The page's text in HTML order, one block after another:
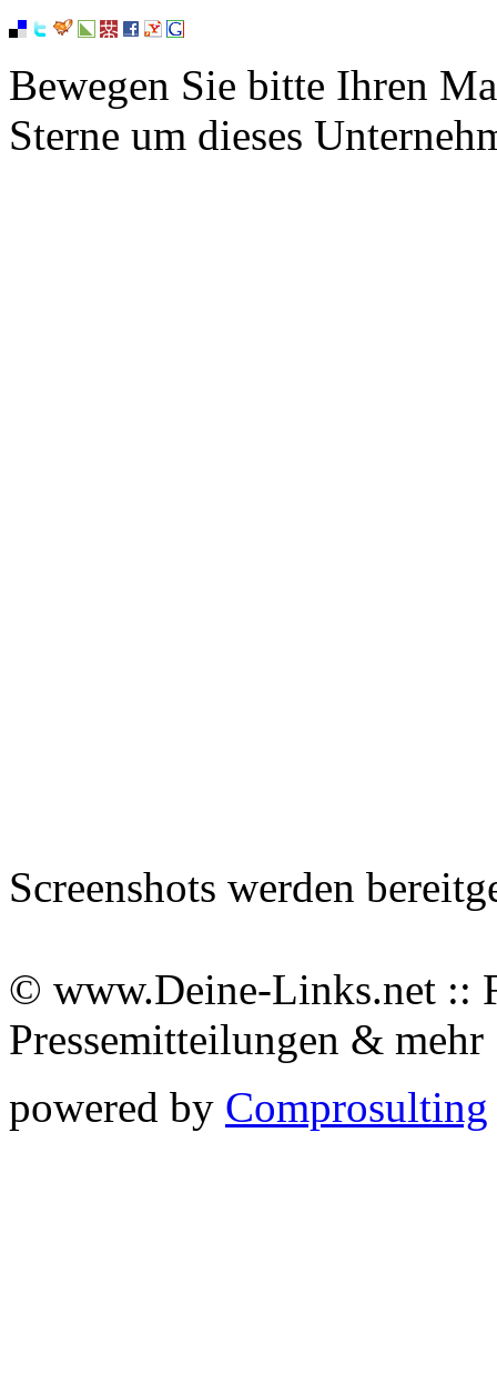
Bewegen Sie bitte Ihren
Sterne um dieses
Screenshots werden
© www.Deine-Links.net ::
Pressemitteilungen &
powered by Comprosulting